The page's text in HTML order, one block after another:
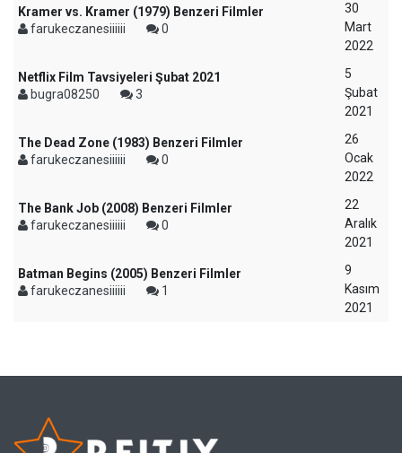
Kramer vs. Kramer (1979) Benzeri Filmler
farukeczanesiiiiii
0
30
Mart
2022
Netflix Film Tavsiyeleri Şubat 2021
bugra08250
3
5
Şubat
2021
The Dead Zone (1983) Benzeri Filmler
farukeczanesiiiiii
0
26
Ocak
2022
The Bank Job (2008) Benzeri Filmler
farukeczanesiiiiii
0
22
Aralık
2021
Batman Begins (2005) Benzeri Filmler
farukeczanesiiiiii
1
9
Kasım
2021